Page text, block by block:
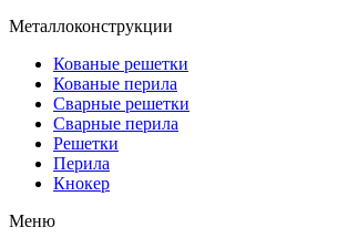
Металлоконструкции
Кованые решетки
Кованые перила
Сварные решетки
Сварные перила
Решетки
Перила
Кнокер
Меню